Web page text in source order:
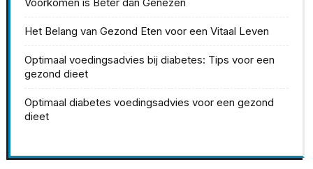
Het Belang van Gezond Eten voor een Vitaal Leven
Optimaal voedingsadvies bij diabetes: Tips voor een
gezond dieet
Optimaal diabetes voedingsadvies voor een gezond
dieet